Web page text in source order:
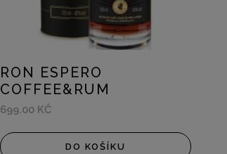
RON ESPERO
COFFEE&RUM
699.00 KČ
DO KOŠÍKU